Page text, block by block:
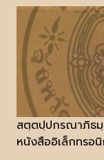
สตฺตปฺปกรณาภิธ
หนังสืออิเล็กทรอ